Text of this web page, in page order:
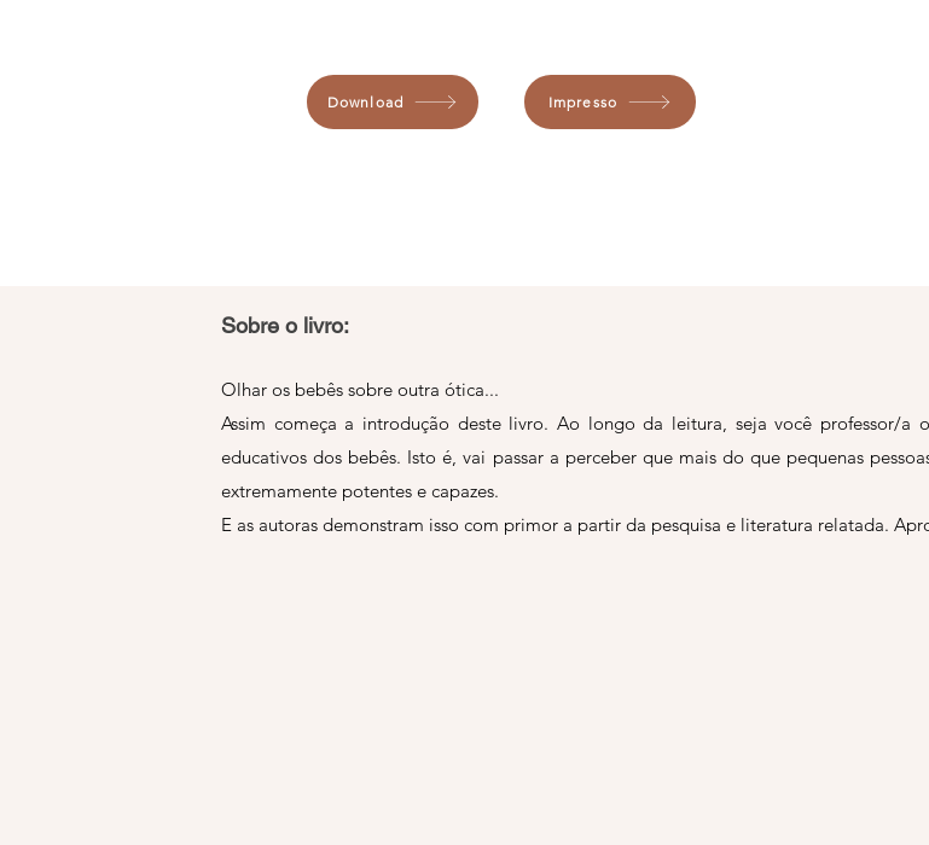
Download Impresso
Sobre o livro:
Olhar os bebês sobre outra ótica...
Assim começa a introdução deste livro. Ao longo da leitura, seja você professor/a
educativos dos bebês. Isto é, vai passar a perceber que mais do que pequenas
extremamente potentes e capazes.
E as autoras demonstram isso com primor a partir da pesquisa e literatura relatada.